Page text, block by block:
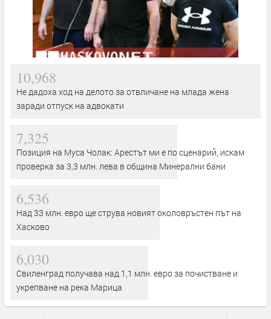
10,968
Не дадоха ход на делото за отвличане на млада жена
заради отпуск на адвокати
7,325
Позиция на Муса Чолак: Арестът ми е по сценарий, искам
проверка за 3,3 млн. лева в община Минерални бани
6,536
Над 33 млн. евро ще струва новият околовръстен път на
Хасково
6,030
Свиленград получава над 1,1 млн. евро за почистване и
укрепване на река Марица